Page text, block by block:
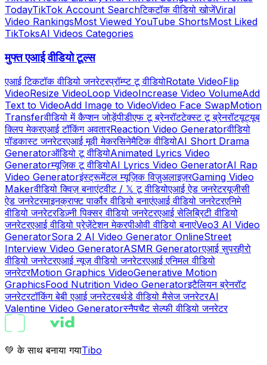
TodayTikTok Account Searchटिकटॉक वीडियो खोजेंViral
Video RankingsMost Viewed YouTube ShortsMost Liked
TikToksAI Videos Categories
मुफ्त एआई वीडियो टूल्स
एआई टिकटॉक वीडियो जनरेटरप्रॉम्प्ट टू वीडियोRotate VideoFlip
VideoResize VideoLoop VideoIncrease Video VolumeAdd
Text to VideoAdd Image to VideoVideo Face SwapMotion
Transferवीडियो में कैप्शन जोड़ेंपीडीएफ टू ब्रेनरॉटटेक्स्ट टू ब्रेनरॉटयूट्यूब
क्लिप मेकरएआई टॉकिंग अवतारReaction Video Generatorवीडियो
पॉडकास्ट जनरेटरएआई मूवी मेकरसिनेमैटिक वीडियोAI Short Drama
Generatorऑडियो टू वीडियोAnimated Lyrics Video
Generatorम्यूज़िक टू वीडियोAI Lyrics Video GeneratorAI Rap
Video Generatorइंस्ट्रूमेंटल म्यूज़िक विज़ुअलाइज़रGaming Video
Makerवीडियो क्विज़ बनाएंट्वीट / 𝕏 टू वीडियोएआई ऐड जनरेटरयूजीसी
ऐड जनरेटरमाइनक्राफ्ट पार्कौर वीडियो बनाएंएआई वीडियो जनरेटरएनिमे
वीडियो जनरेटरडिज़्नी पिक्सर वीडियो जनरेटरएआई सेलिब्रिटी वीडियो
जनरेटरएआई वीडियो प्रेज़ेंटेशन मेकरपीओवी वीडियो बनाएंVeo3 AI Video
GeneratorSora 2 AI Video Generator OnlineStreet
Interview Video GeneratorASMR Generatorएआई सुपरहीरो
वीडियो जनरेटरएआई न्यूज़ वीडियो जनरेटरएआई एनिमल वीडियो
जनरेटरMotion Graphics VideoGenerative Motion
GraphicsFood Nutrition Video Generatorइटैलियन ब्रेनरॉट
जनरेटरटॉकिंग बेबी एआई जनरेटरबर्थडे वीडियो मैसेज जनरेटरAI
Valentine Video Generatorस्नैपचैट सेल्फी वीडियो जनरेटर
💚 के साथ बनाया गयाTibo